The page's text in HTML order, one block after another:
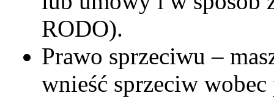
RODO).
Prawo sprzeciwu –
wnieść sprzeciw